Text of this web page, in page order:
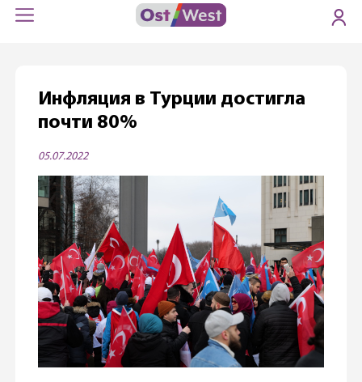
Инфляция в Турции достигла
почти 80%
05.07.2022